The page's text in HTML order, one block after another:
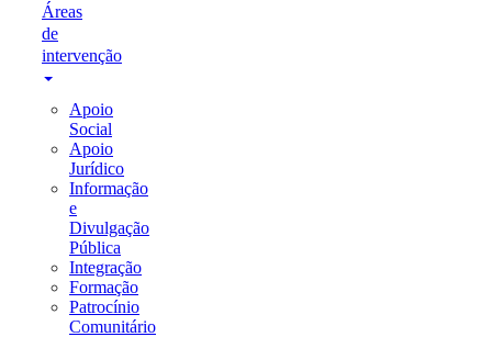
Áreas
de
intervenção
Apoio
Social
Apoio
Jurídico
Informação
e
Divulgação
Pública
Integração
Formação
Patrocínio
Comunitário